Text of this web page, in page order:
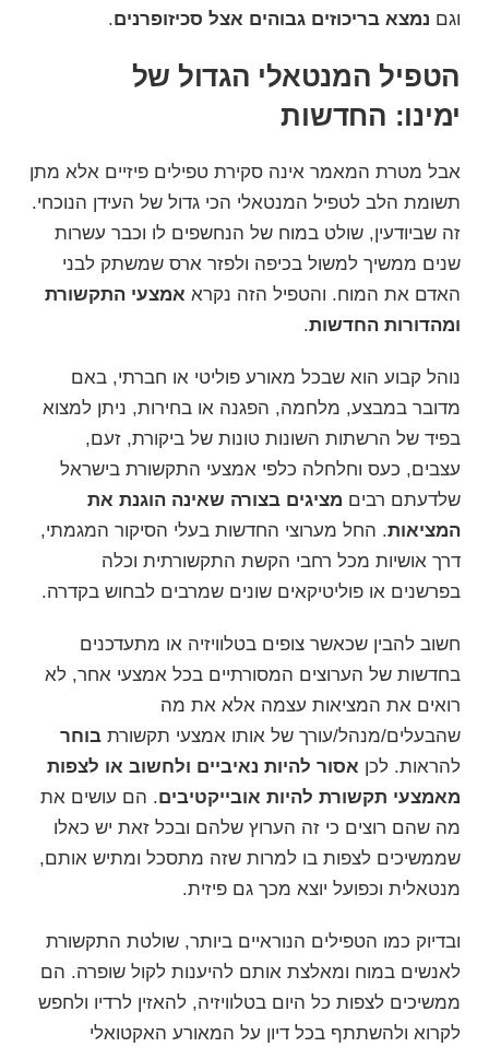
וגם נמצא בריכוזים גבוהים אצל סכיזופרנים.
הטפיל המנטאלי הגדול של
ימינו: החדשות
אבל מטרת המאמר אינה סקירת טפילים פיזיים אלא מתן
תשומת הלב לטפיל המנטאלי הכי גדול של העידן הנוכחי.
זה שביודעין, שולט במוח של הנחשפים לו וכבר עשרות
שנים ממשיך למשול בכיפה ולפזר ארס שמשתק לבני
האדם את המוח. והטפיל הזה נקרא אמצעי התקשורת
ומהדורות החדשות.
נוהל קבוע הוא שבכל מאורע פוליטי או חברתי, באם
מדובר במבצע, מלחמה, הפגנה או בחירות, ניתן למצוא
בפיד של הרשתות השונות טונות של ביקורת, זעם,
עצבים, כעס וחלחלה כלפי אמצעי התקשורת בישראל
שלדעתם רבים מציגים בצורה שאינה הוגנת את
המציאות. החל מערוצי החדשות בעלי הסיקור המגמתי,
דרך אושיות מכל רחבי הקשת התקשורתית וכלה
בפרשנים או פוליטיקאים שונים שמרבים לבחוש בקדרה.
חשוב להבין שכאשר צופים בטלוויזיה או מתעדכנים
בחדשות של הערוצים המסורתיים בכל אמצעי אחר, לא
רואים את המציאות עצמה אלא את מה
שהבעלים/מנהל/עורך של אותו אמצעי תקשורת בוחר
להראות. לכן אסור להיות נאיביים ולחשוב או לצפות
מאמצעי תקשורת להיות אובייקטיבים. הם עושים את
מה שהם רוצים כי זה הערוץ שלהם ובכל זאת יש כאלו
שממשיכים לצפות בו למרות שזה מתסכל ומתיש אותם,
מנטאלית וכפועל יוצא מכך גם פיזית.
ובדיוק כמו הטפילים הנוראיים ביותר, שולטת התקשורת
לאנשים במוח ומאלצת אותם להיענות לקול שופרה. הם
ממשיכים לצפות כל היום בטלוויזיה, להאזין לרדיו ולחפש
לקרוא ולהשתתף בכל דיון על המאורע האקטואלי